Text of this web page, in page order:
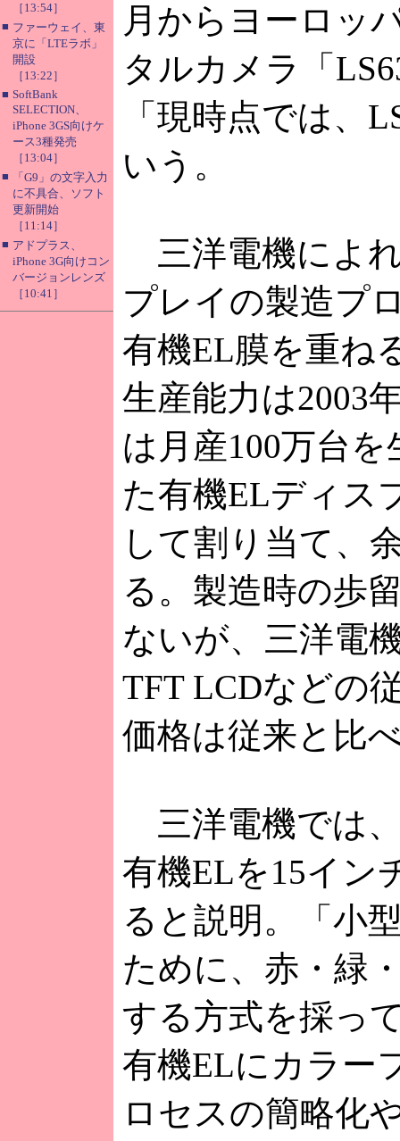
［13:54］
■ ファーウェイ、東
京に「LTEラボ」
開設
［13:22］
■ SoftBank
SELECTION、
iPhone 3GS向けケ
ース3種発売
［13:04］
■
「G9」の文字入力
に不具合、ソフト
更新開始
［11:14］
■ アドプラス、
iPhone 3G向けコン
バージョンレンズ
［10:41］
月からヨーロッ
タルカメラ「
「現時点では、
いう。
三洋電機によ
プレイの製造プ
有機EL膜を重ね
生産能力は2003
は月産100万台
た有機ELディス
して割り当て、
る。製造時の歩
ないが、三洋電
TFT LCDなどの
価格は従来と比
三洋電機では
有機ELを15イン
ると説明。「小
ために、赤・緑
する方式を採っ
有機ELにカラー
ロセスの簡略化